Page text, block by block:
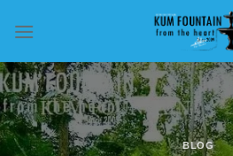
qua
dung
BLOG